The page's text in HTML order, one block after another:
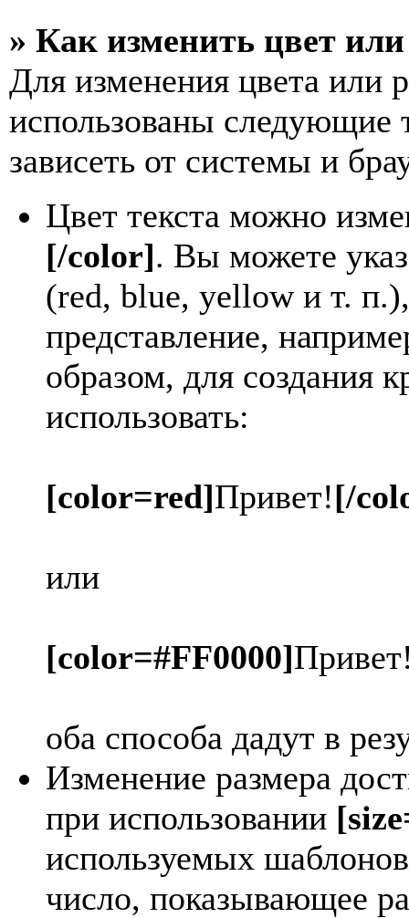
» Как изменить цвет или
Для изменения цвета или
использованы следующие
зависеть от системы и
Цвет текста можно
[/color]. Вы можете
(red, blue, yellow и т.
представление,
образом, для создания
использовать:
[color=red]Привет![/
или
[color=#FF0000]
оба способа дадут в
Изменение размера
при использовании
используемых
число, показывающее